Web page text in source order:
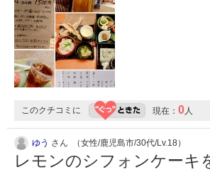
このクチコミに 現在： 0 人
ゆう さん （女性/鹿児島市/30代/Lv.18）
レモンのシフォンケーキ